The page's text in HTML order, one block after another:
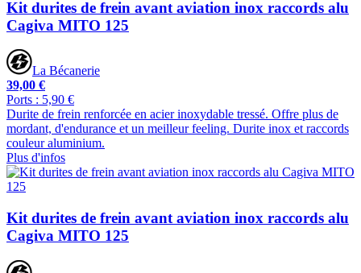
Kit durites de frein avant aviation inox raccords alu
Cagiva MITO 125
La Bécanerie
39,00 €
Ports : 5,90 €
Durite de frein renforcée en acier inoxydable tressé. Offre plus de
mordant, d'endurance et un meilleur feeling. Durite inox et raccords
couleur aluminium.
Plus d'infos
Kit durites de frein avant aviation inox raccords alu
Cagiva MITO 125